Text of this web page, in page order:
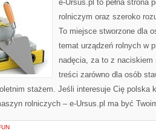
e-Ursus.pl to pełna strona
rolniczym oraz szeroko
To miejsce stworzone dla
temat urządzeń rolnych w
nadęcia, za to z
treści zarówno dla osób
stażem. Jeśli interesuje Cię polska
rolniczych – e-Ursus.pl ma być